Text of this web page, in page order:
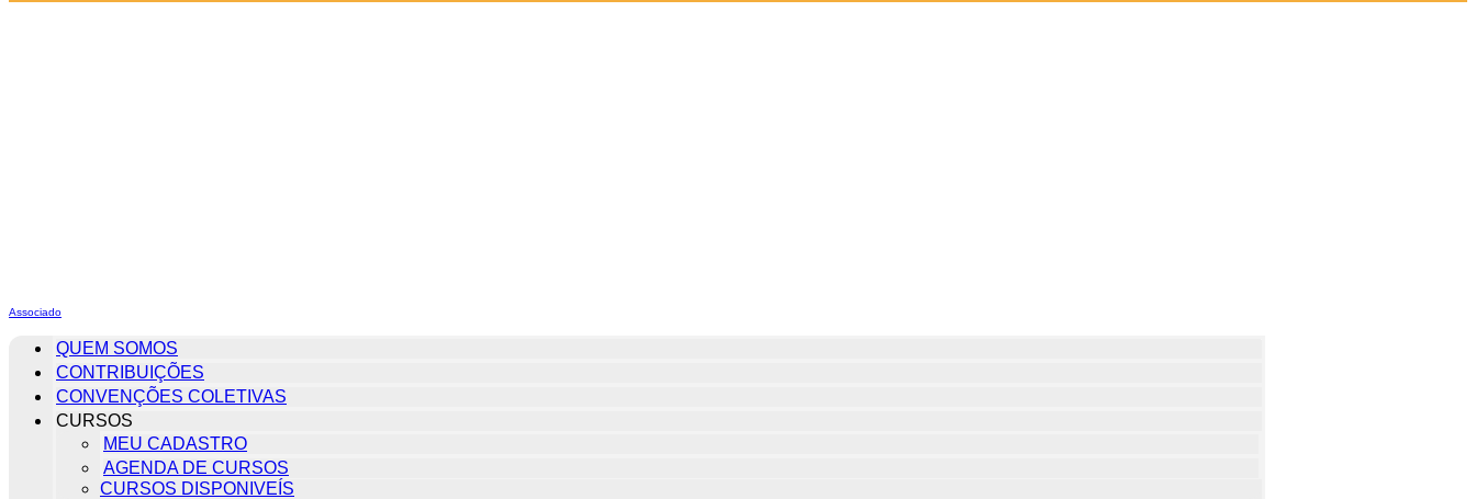
Associado
QUEM SOMOS
CONTRIBUIÇÕES
CONVENÇÕES COLETIVAS
CURSOS
MEU CADASTRO
AGENDA DE CURSOS
CURSOS DISPONIVEÍS